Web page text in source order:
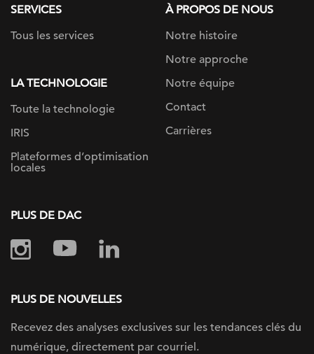
SERVICES
Tous les services
LA TECHNOLOGIE
Toute la technologie
IRIS
Plateformes d’optimisation
locales
À PROPOS DE NOUS
Notre histoire
Notre approche
Notre équipe
Contact
Carrières
PLUS DE DAC
PLUS DE NOUVELLES
Recevez des analyses exclusives sur les tendances clés du
numérique, directement par courriel.